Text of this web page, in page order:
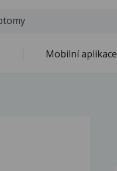
Mobilní aplikace